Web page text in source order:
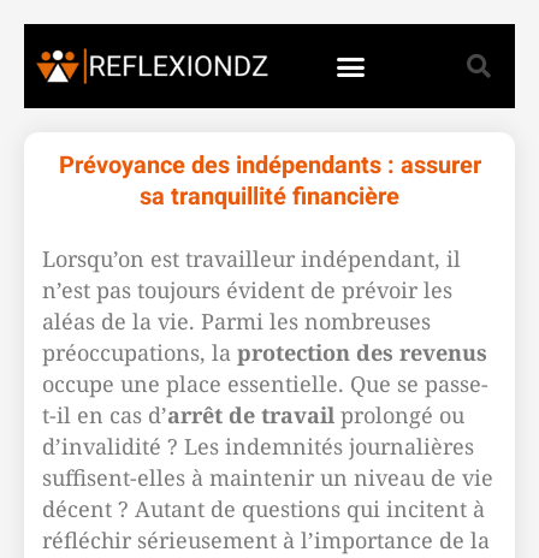
Prévoyance des indépendants : assurer
sa tranquillité financière
Lorsqu’on est travailleur indépendant, il
n’est pas toujours évident de prévoir les
aléas de la vie. Parmi les nombreuses
préoccupations, la protection des revenus
occupe une place essentielle. Que se passe-
t-il en cas d’arrêt de travail prolongé ou
d’invalidité ? Les indemnités journalières
suffisent-elles à maintenir un niveau de vie
décent ? Autant de questions qui incitent à
réfléchir sérieusement à l’importance de la